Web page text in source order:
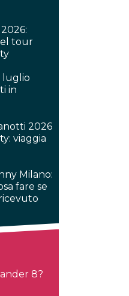
tour
luglio
in
2026
viaggia
Milano:
fare se
8?